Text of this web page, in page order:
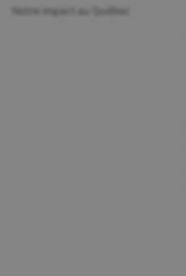
Notre impact au Québec